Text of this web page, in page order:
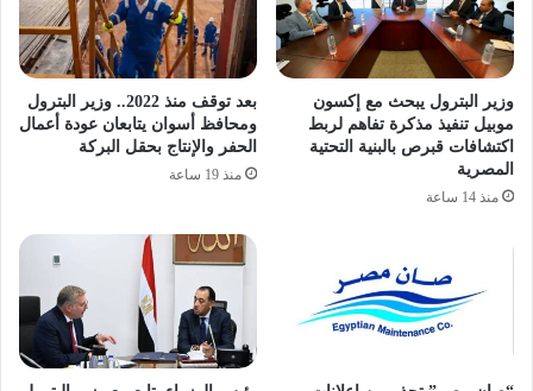
وزير البترول يبحث مع إكسون
موبيل تنفيذ مذكرة تفاهم لربط
اكتشافات قبرص بالبنية التحتية
المصرية
منذ 14 ساعة
بعد توقف منذ 2022.. وزير البترول
ومحافظ أسوان يتابعان عودة أعمال
الحفر والإنتاج بحقل البركة
منذ 19 ساعة